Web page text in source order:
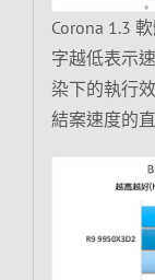
Corona 1.3
字越低表示
染下的執行
結案速度的